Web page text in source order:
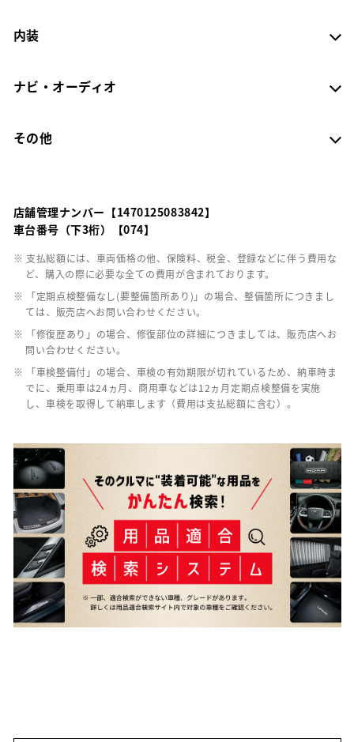
内装
ナビ・オーディオ
その他
店舗管理ナンバー【1470125083842】
車台番号（下3桁）【074】
※ 支払総額には、車両価格の他、保険料、税金、登録などに伴う費用な
ど、購入の際に必要な全ての費用が含まれております。
※ 「定期点検整備なし(要整備箇所あり)」の場合、整備箇所につきまし
ては、販売店へお問い合わせください。
※ 「修復歴あり」の場合、修復部位の詳細につきましては、販売店へお
問い合わせください。
※ 「車検整備付」の場合、車検の有効期限が切れているため、納車時ま
でに、乗用車は24ヵ月、商用車などは12ヵ月定期点検整備を実施
し、車検を取得して納車します（費用は支払総額に含む）。